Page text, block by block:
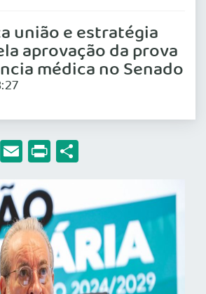
união e estratégia
aprovação da prova
médica no Senado
LinkedIn
Email
Print